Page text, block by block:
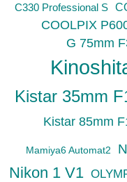
C330 Professional S
COOLPIX
G 75mm
Kistar 35mm
Kistar 85mm
Mamiya6 Automat2
Nikon 1 V1